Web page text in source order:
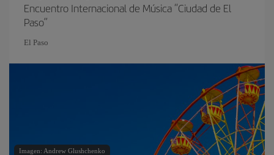
Encuentro Internacional de Música “Ciudad de El
Paso”
El Paso
Imagen: Andrew Glushchenko